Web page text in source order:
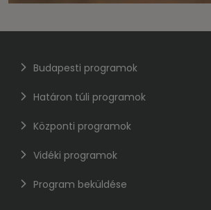
Budapesti programok
Határon túli programok
Központi programok
Vidéki programok
Program beküldése